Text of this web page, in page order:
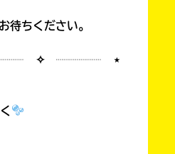
待ちください。
✧ ┈┈┈┈ ⋆